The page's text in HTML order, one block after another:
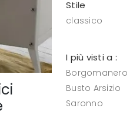
Stile
classico
I più visti a :
Borgomanero
Busto Arsizio
Saronno